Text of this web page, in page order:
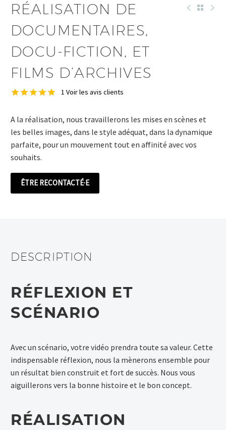
DEUTSCH
ENGLISH
RÉALISATION DE
DOCUMENTAIRES,
DOCU-FICTION, ET
FILMS D’ARCHIVES
sur 5 basé
surnotation
client
1 Voir les avis clients
A la réalisation, nous travaillerons les mises en scènes et
les belles images, dans le style adéquat, dans la dynamique
parfaite, pour un mouvement tout en affinité avec vos
souhaits.
ÊTRE RECONTACTÉ·E
DESCRIPTION
RÉFLEXION ET
SCÉNARIO
Avec un scénario, votre vidéo prendra toute sa valeur. Cette
indispensable réflexion, nous la mènerons ensemble pour
un résultat bien construit et fort de succès. Nous vous
aiguillerons vers la bonne histoire et le bon concept.
RÉALISATION